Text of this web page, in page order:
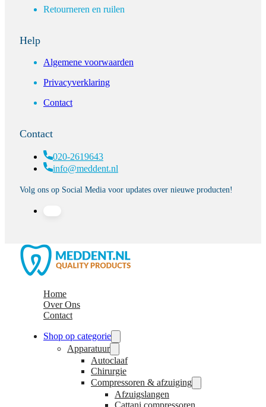
Retourneren en ruilen
Help
Algemene voorwaarden
Privacyverklaring
Contact
Contact
020-2619643
info@meddent.nl
Volg ons op Social Media voor updates over nieuwe producten!
Home
Over Ons
Contact
Shop op categorie
Apparatuur
Autoclaaf
Chirurgie
Compressoren & afzuiging
Afzuigslangen
Cattani compressoren